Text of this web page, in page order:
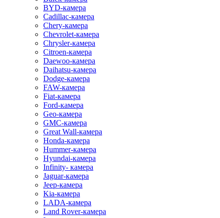
BYD-камера
Cadillac-камера
Chery-камера
Chevrolet-камера
Chrysler-камера
Citroen-камера
Daewoo-камера
Daihatsu-камера
Dodge-камера
FAW-камера
Fiat-камера
Ford-камера
Geo-камера
GMC-камера
Great Wall-камера
Honda-камера
Hummer-камера
Hyundai-камера
Infinity- камера
Jaguar-камера
Jeep-камера
Kia-камера
LADA-камера
Land Rover-камера